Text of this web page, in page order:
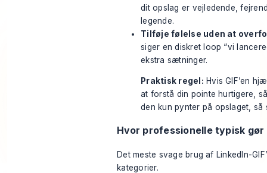
dit opslag er vejledende,
legende.
Tilføje følelse uden at
siger en diskret loop “vi
ekstra sætninger.
Praktisk regel: Hvis GIF’en
at forstå din pointe hurtigere,
den kun pynter på opslaget, så
Hvor professionelle typisk
Det meste svage brug af LinkedIn-
kategorier.